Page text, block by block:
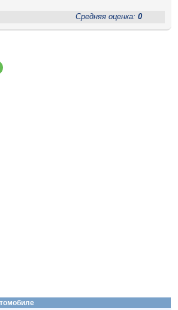
Средняя оценка:0